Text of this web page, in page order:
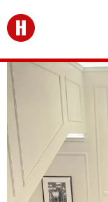
Перейти на главную